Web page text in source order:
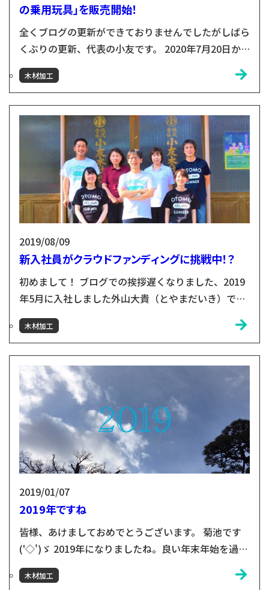
の乗用玩具」を販売開始！
全くブログの更新ができておりませんでしたがしばら
くぶりの更新、代表の小友です。 2020年7月20日か
ら花巻おもちゃ美術館が開業し、お陰様で約3万人の
方々にご来場頂けております！コロナ禍において、
これだけの方々に喜んで頂けることが出来たのは本当
に嬉しく思います！！ 花巻おもちゃ美術館のWebサ
イトはこちらから 花巻おもちゃ美術館を運営してい
く構想を考...
木材加工
2019/08/09
新入社員がクラウドファンディングに挑戦中！？
初めまして！ ブログでの挨拶遅くなりました、2019
年5月に入社しました外山大貴（とやまだいき）で
す。＊画像左上 2018年12月、私が大学4年生（就活
中）の時に花巻を訪れ、ゲストハウスに1泊→その夜
花巻の魅力に憑りつかれる→花巻に住んで働きたいと
思う→花巻で出会った人たちのご縁で仕事が決まる！
というミラクルな流れで2019年4月に名古屋から花巻
に...
木材加工
2019/01/07
2019年ですね
皆様、あけましておめでとうございます。 菊池です
('◇')ゞ 2019年になりましたね。良い年末年始を過ご
せたでしょうか？私は、今回の年末年始はあんまり年
末年始感がなく、あっという間に過ぎ去ってしまった
木材加工